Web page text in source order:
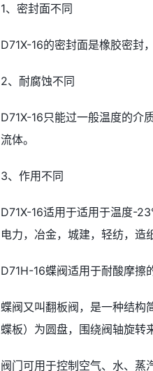
1、密封面不同
D71X-16的密封面是橡胶密封
2、耐腐蚀不同
D71X-16只能过一般温度的介
流体。
3、作用不同
D71X-16适用于适用于温度-
电力，冶金，城建，轻纺，造
D71H-16蝶阀适用于耐酸摩擦
蝶阀又叫翻板阀，是一种结构
蝶板）为圆盘，围绕阀轴旋转
阀门可用于控制空气、水、蒸